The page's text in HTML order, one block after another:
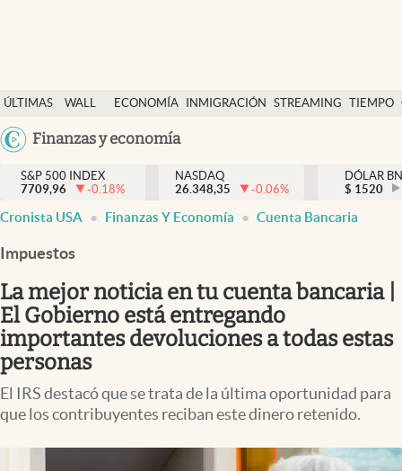
ÚLTIMAS
NOTICIAS
WALL
DÓLAR
ECONOMÍA INMIGRACIÓN STREAMING TIEMPO
México
USA
Finanzas y economía
Finanzas y economía
Wall Street y dólar
Inmigración
Espiritual
Streaming
PC y mobile
Lifestyle
S&P 500 INDEX
7709,96
-0.18%
NASDAQ
26.348,35
-0.06%
DÓLAR
$ 1520
Cronista USA Finanzas Y Economía Cuenta Bancaria
Impuestos
La mejor noticia en tu cuenta bancaria |
El Gobierno está entregando
importantes devoluciones a todas estas
personas
El IRS destacó que se trata de la última oportunidad para
que los contribuyentes reciban este dinero retenido.